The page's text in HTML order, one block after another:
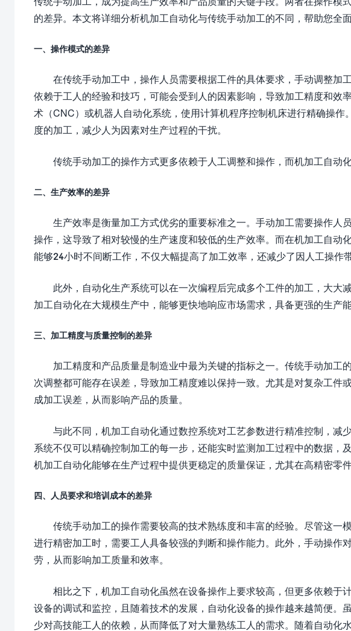
的差异。本文将详细分析机加工自动化与传统手动加工的不同，帮助您全
一、操作模式的差异
在传统手动加工中，操作人员需要根据工件的具体要求，手动调整加
依赖于工人的经验和技巧，可能会受到人的因素影响，导致加工精度和效
术（CNC）或机器人自动化系统，使用计算机程序控制机床进行精确操
度的加工，减少人为因素对生产过程的干扰。
传统手动加工的操作方式更多依赖于人工调整和操作，而机加工自动
二、生产效率的差异
生产效率是衡量加工方式优劣的重要标准之一。手动加工需要操作人
操作，这导致了相对较慢的生产速度和较低的生产效率。而在机加工自动
能够24小时不间断工作，不仅大幅提高了加工效率，还减少了因人工操作
此外，自动化生产系统可以在一次编程后完成多个工件的加工，大大
加工自动化在大规模生产中，能够更快地响应市场需求，具备更强的生产能
三、加工精度与质量控制的差异
加工精度和产品质量是制造业中最为关键的指标之一。传统手动加工
次调整都可能存在误差，导致加工精度难以保持一致。尤其是对复杂工件
成加工误差，从而影响产品的质量。
与此不同，机加工自动化通过数控系统对工艺参数进行精准控制，减
系统不仅可以精确控制加工的每一步，还能实时监测加工过程中的数据，
机加工自动化能够在生产过程中提供更稳定的质量保证，尤其在高精密零
四、人员要求和培训成本的差异
传统手动加工的操作需要较高的技术熟练度和丰富的经验。尽管这一
进行精密加工时，需要工人具备较强的判断和操作能力。此外，手动操作
劳，从而影响加工质量和效率。
相比之下，机加工自动化虽然在设备操作上要求较高，但更多依赖于
设备的调试和监控，且随着技术的发展，自动化设备的操作越来越简便。
少对高技能工人的依赖，从而降低了对大量熟练工人的需求。随着自动化